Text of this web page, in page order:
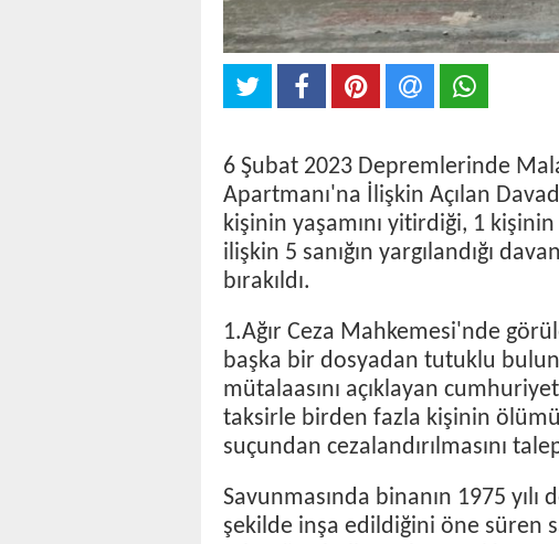
6 Şubat 2023 Depremlerinde
Apartmanı'na İlişkin Açılan
kişinin yaşamını yitirdiği, 1 kişinin
ilişkin 5 sanığın yargılandığı
bırakıldı.
1.Ağır Ceza Mahkemesi'nde
başka bir dosyadan tutuklu
mütalaasını açıklayan
taksirle birden fazla kişinin
suçundan cezalandırılmasını
Savunmasında binanın 1975
şekilde inşa edildiğini öne süren